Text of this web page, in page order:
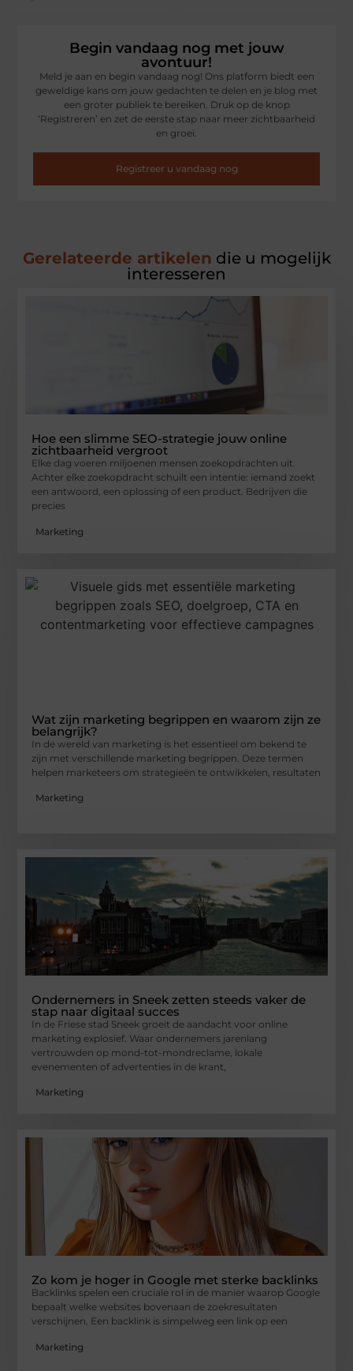
Begin vandaag nog met jouw
avontuur!
Meld je aan en begin vandaag nog! Ons platform biedt een
geweldige kans om jouw gedachten te delen en je blog met
een groter publiek te bereiken. Druk op de knop
‘Registreren’ en zet de eerste stap naar meer zichtbaarheid
en groei.
Registreer u vandaag nog
Gerelateerde artikelen die u mogelijk
interesseren
Hoe een slimme SEO-strategie jouw online
zichtbaarheid vergroot
Elke dag voeren miljoenen mensen zoekopdrachten uit.
Achter elke zoekopdracht schuilt een intentie: iemand zoekt
een antwoord, een oplossing of een product. Bedrijven die
precies
Marketing
Wat zijn marketing begrippen en waarom zijn ze
belangrijk?
In de wereld van marketing is het essentieel om bekend te
zijn met verschillende marketing begrippen. Deze termen
helpen marketeers om strategieën te ontwikkelen, resultaten
Marketing
Ondernemers in Sneek zetten steeds vaker de
stap naar digitaal succes
In de Friese stad Sneek groeit de aandacht voor online
marketing explosief. Waar ondernemers jarenlang
vertrouwden op mond-tot-mondreclame, lokale
evenementen of advertenties in de krant,
Marketing
Zo kom je hoger in Google met sterke backlinks
Backlinks spelen een cruciale rol in de manier waarop Google
bepaalt welke websites bovenaan de zoekresultaten
verschijnen. Een backlink is simpelweg een link op een
Marketing